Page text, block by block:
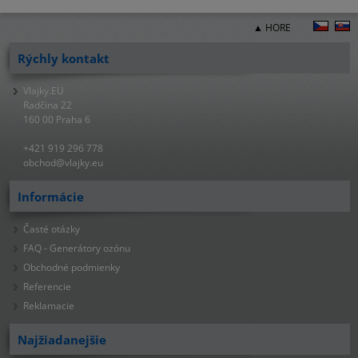
▲ HORE
Rýchly kontakt
Vlajky.EU
Radčina 22
160 00 Praha 6
+421 919 296 778
obchod@vlajky.eu
Informácie
Časté otázky
FAQ - Generátory ozónu
Obchodné podmienky
Referencie
Reklamacie
Najžiadanejšie